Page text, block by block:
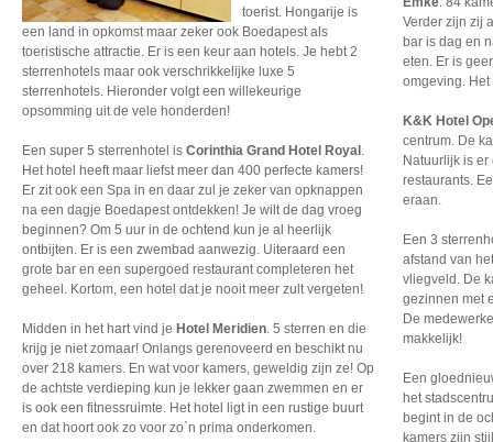
toerist. Hongarije is
een land in opkomst maar zeker ook Boedapest als
toeristische attractie. Er is een keur aan hotels. Je hebt 2
sterrenhotels maar ook verschrikkelijke luxe 5
sterrenhotels. Hieronder volgt een willekeurige
opsomming uit de vele honderden!
Een super 5 sterrenhotel is Corinthia Grand Hotel Royal .
Het hotel heeft maar liefst meer dan 400 perfecte kamers!
Er zit ook een Spa in en daar zul je zeker van opknappen
na een dagje Boedapest ontdekken! Je wilt de dag vroeg
beginnen? Om 5 uur in de ochtend kun je al heerlijk
ontbijten. Er is een zwembad aanwezig. Uiteraard een
grote bar en een supergoed restaurant completeren het
geheel. Kortom, een hotel dat je nooit meer zult vergeten!
Midden in het hart vind je Hotel Meridien. 5 sterren en die
krijg je niet zomaar! Onlangs gerenoveerd en beschikt nu
over 218 kamers. En wat voor kamers, geweldig zijn ze! Op
de achtste verdieping kun je lekker gaan zwemmen en er
is ook een fitnessruimte. Het hotel ligt in een rustige buurt
en dat hoort ook zo voor zo`n prima onderkomen.
Verder zijn zij
bar is dag en
eten. Er is
omgeving.
K&K Hotel
centrum. De
Natuurlijk is
restaurants.
eraan.
Een 3
afstand van
vliegveld. De
gezinnen met
De
makkelijk!
Een
het
begint in de
kamers zijn